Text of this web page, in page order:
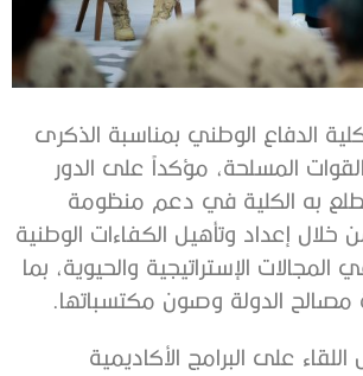
الدفاع الوطني بمناسبة الذكرى
المسلحة، مؤكداً على الدور
به الكلية في دعم منظومة
خلال إعداد وتأهيل الكفاءات الوطنية
المجالات الإستراتيجية والحيوية، بما
الدولة وصون مكتسباتها.
على البرامج الأكاديمية